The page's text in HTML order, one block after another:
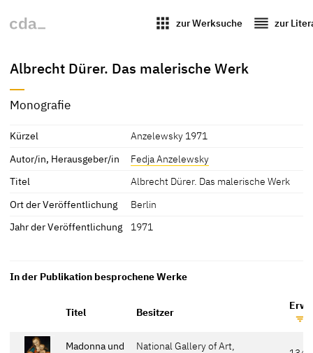
apps zur Werksuche reorder zur
Albrecht Dürer. Das malerische Werk
Monografie
Kürzel
Anzelewsky 1971
Autor/in, Herausgeber/in
Fedja Anzelewsky
Titel
Albrecht Dürer. Das malerische Werk
Ort der Veröffentlichung
Berlin
Jahr der Veröffentlichung
1971
In der Publikation besprochene Werke
Titel Besitzer
Madonna und
National Gallery of Art,